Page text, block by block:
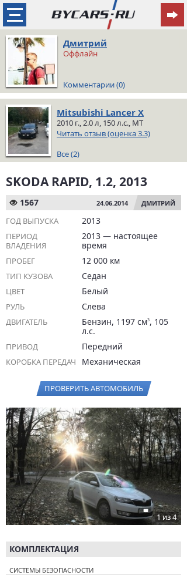
Дмитрий
Оффлайн
Комментарии (0)
Mitsubishi Lancer X
2010 г., 2.0 л, 150 л.с., MT
Читать отзыв (оценка 3.3)
Все (2)
SKODA RAPID, 1.2, 2013
1567 24.06.2014 ДМИТРИЙ
ГОД ВЫПУСКА 2013
ПЕРИОД
ВЛАДЕНИЯ
2013 — настоящее
время
ПРОБЕГ 12 000 км
ТИП КУЗОВА Седан
ЦВЕТ Белый
РУЛЬ Слева
ДВИГАТЕЛЬ Бензин, 1197 см3, 105
л.с.
ПРИВОД Передний
КОРОБКА ПЕРЕДАЧ Механическая
ПРОВЕРИТЬ АВТОМОБИЛЬ
1 из 4
КОМПЛЕКТАЦИЯ
СИСТЕМЫ БЕЗОПАСНОСТИ